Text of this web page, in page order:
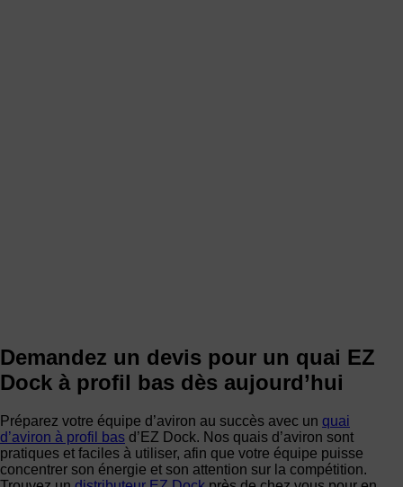
Demandez un devis pour un quai EZ
Dock à profil bas dès aujourd’hui
Préparez votre équipe d’aviron au succès avec un quai
d’aviron à profil bas d’EZ Dock. Nos quais d’aviron sont
pratiques et faciles à utiliser, afin que votre équipe puisse
concentrer son énergie et son attention sur la compétition.